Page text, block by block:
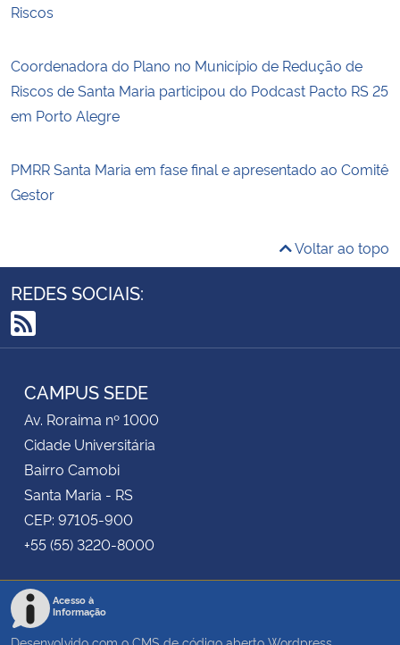
Riscos
Coordenadora do Plano no Município de Redução de
Riscos de Santa Maria participou do Podcast Pacto RS 25
em Porto Alegre
PMRR Santa Maria em fase final e apresentado ao Comitê
Gestor
Voltar ao topo
REDES SOCIAIS:
RSS
CAMPUS SEDE
Av. Roraima nº 1000
Cidade Universitária
Bairro Camobi
Santa Maria - RS
CEP: 97105-900
+55 (55) 3220-8000
Acesso à
Informação
Desenvolvido com o CMS de código aberto Wordpress